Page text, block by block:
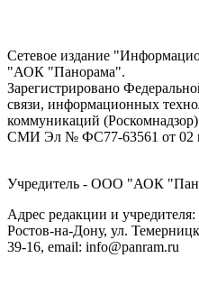
Сетевое издание
"АОК "Панорама".
Зарегистрировано
связи, информационных
коммуникаций
СМИ Эл № ФС77-63561 от 02
Учредитель - ООО "АОК
Адрес редакции и учредителя:
Ростов-на-Дону, ул.
39-16, email: info@panram.ru